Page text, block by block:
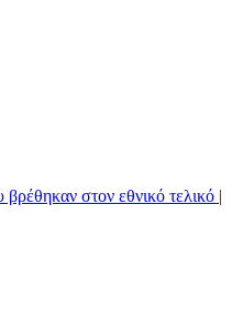
στον εθνικό τελικό |